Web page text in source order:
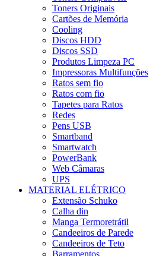
Toners Originais
Cartões de Memória
Cooling
Discos HDD
Discos SSD
Produtos Limpeza PC
Impressoras Multifunções
Ratos sem fio
Ratos com fio
Tapetes para Ratos
Redes
Pens USB
Smartband
Smartwatch
PowerBank
Web Câmaras
UPS
MATERIAL ELÉTRICO
Extensão Schuko
Calha din
Manga Termoretrátil
Candeeiros de Parede
Candeeiros de Teto